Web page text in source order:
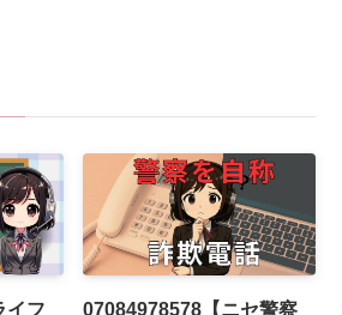
イフ
07084978578【ニセ警察